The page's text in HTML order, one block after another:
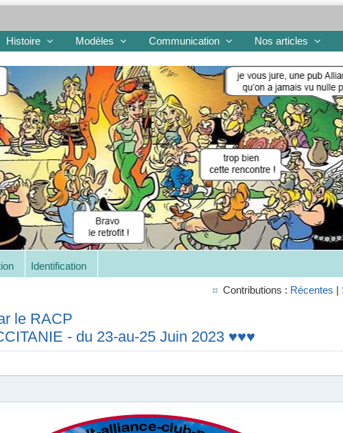
Histoire Modèles Communication Nos articles
Identification
Contributions : Récentes |
le RACP
- du 23-au-25 Juin 2023 ♥♥♥